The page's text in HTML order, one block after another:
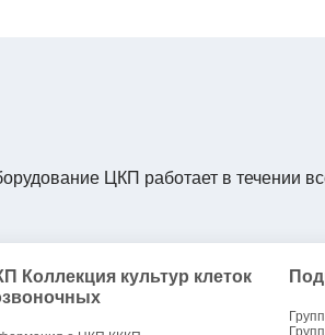
ЦКП работает в течении
Коллекция культур клеток